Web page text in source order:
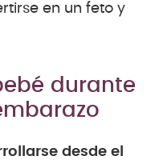
en un feto y
durante
desde el